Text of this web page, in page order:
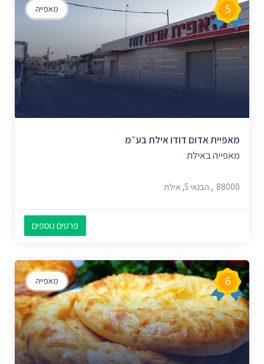
מאפייה 5
מאפיית אדום דודו אילת בע״מ
מאפייה באילת
88000, הבנאי 5, אילת
פרטים נוספים
מאפייה 6